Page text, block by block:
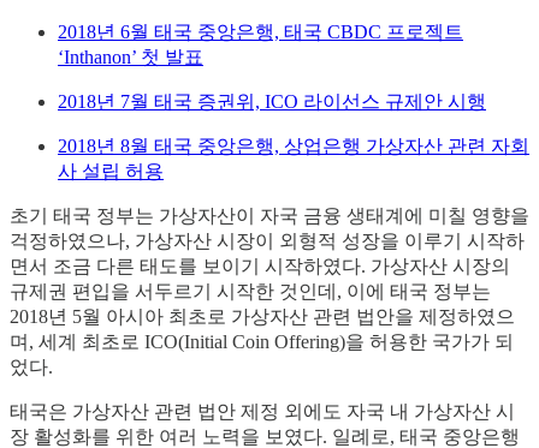
2018년 6월 태국 중앙은행, 태국 CBDC 프로젝트
‘Inthanon’ 첫 발표
2018년 7월 태국 증권위, ICO 라이선스 규제안 시행
2018년 8월 태국 중앙은행, 상업은행 가상자산 관련 자회
사 설립 허용
초기 태국 정부는 가상자산이 자국 금융 생태계에 미칠 영향을
걱정하였으나, 가상자산 시장이 외형적 성장을 이루기 시작하
면서 조금 다른 태도를 보이기 시작하였다. 가상자산 시장의
규제권 편입을 서두르기 시작한 것인데, 이에 태국 정부는
2018년 5월 아시아 최초로 가상자산 관련 법안을 제정하였으
며, 세계 최초로 ICO(Initial Coin Offering)을 허용한 국가가 되
었다.
태국은 가상자산 관련 법안 제정 외에도 자국 내 가상자산 시
장 활성화를 위한 여러 노력을 보였다. 일례로, 태국 중앙은행